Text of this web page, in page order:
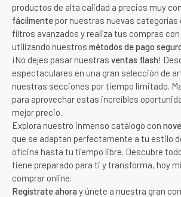
productos de alta calidad a precios muy
fácilmente por nuestras nuevas
filtros avanzados y realiza tus compras
utilizando nuestros métodos de pago
¡No dejes pasar nuestras ventas flash!
espectaculares en una gran selección de
nuestras secciones por tiempo limitado.
para aprovechar estas increíbles
mejor precio.
Explora nuestro inmenso catálogo con
que se adaptan perfectamente a tu estilo
oficina hasta tu tiempo libre. Descubre
tiene preparado para ti y transforma, hoy
comprar online.
Regístrate ahora y únete a nuestra gran